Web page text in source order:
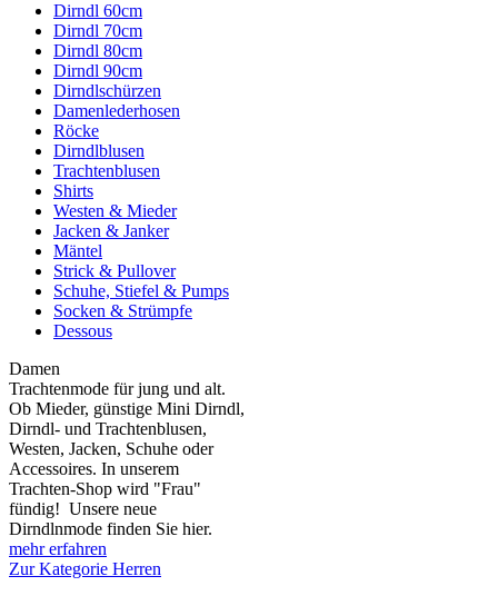
Dirndl 60cm
Dirndl 70cm
Dirndl 80cm
Dirndl 90cm
Dirndlschürzen
Damenlederhosen
Röcke
Dirndlblusen
Trachtenblusen
Shirts
Westen & Mieder
Jacken & Janker
Mäntel
Strick & Pullover
Schuhe, Stiefel & Pumps
Socken & Strümpfe
Dessous
Damen
Trachtenmode für jung und alt.
Ob Mieder, günstige Mini Dirndl,
Dirndl- und Trachtenblusen,
Westen, Jacken, Schuhe oder
Accessoires. In unserem
Trachten-Shop wird "Frau"
fündig! Unsere neue
Dirndlnmode finden Sie hier.
mehr erfahren
Zur Kategorie Herren